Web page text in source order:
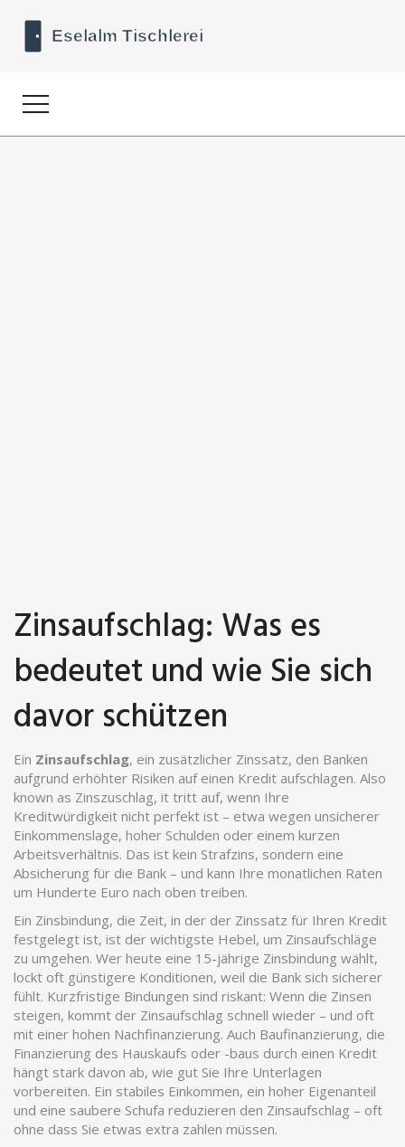
Zinsaufschlag: Was es
bedeutet und wie Sie sich
davor schützen
Ein Zinsaufschlag, ein zusätzlicher Zinssatz, den Banken
aufgrund erhöhter Risiken auf einen Kredit aufschlagen. Also
known as Zinszuschlag, it tritt auf, wenn Ihre
Kreditwürdigkeit nicht perfekt ist – etwa wegen unsicherer
Einkommenslage, hoher Schulden oder einem kurzen
Arbeitsverhältnis. Das ist kein Strafzins, sondern eine
Absicherung für die Bank – und kann Ihre monatlichen Raten
um Hunderte Euro nach oben treiben.
Ein Zinsbindung, die Zeit, in der der Zinssatz für Ihren Kredit
festgelegt ist, ist der wichtigste Hebel, um Zinsaufschläge
zu umgehen. Wer heute eine 15-jährige Zinsbindung wählt,
lockt oft günstigere Konditionen, weil die Bank sich sicherer
fühlt. Kurzfristige Bindungen sind riskant: Wenn die Zinsen
steigen, kommt der Zinsaufschlag schnell wieder – und oft
mit einer hohen Nachfinanzierung. Auch Baufinanzierung, die
Finanzierung des Hauskaufs oder -baus durch einen Kredit
hängt stark davon ab, wie gut Sie Ihre Unterlagen
vorbereiten. Ein stabiles Einkommen, ein hoher Eigenanteil
und eine saubere Schufa reduzieren den Zinsaufschlag – oft
ohne dass Sie etwas extra zahlen müssen.